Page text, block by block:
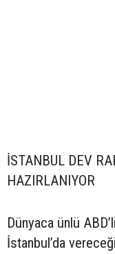
İSTANBUL DEV
HAZIRLANIYOR
Dünyaca ünlü
İstanbul’da